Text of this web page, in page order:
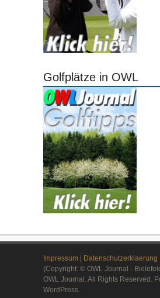
Golfplätze in OWL
Impressum | Datenschutzerklaerung
(Copyright: © OWL Journal -
OWL Journal. All Rights Reserved.
WordPress.